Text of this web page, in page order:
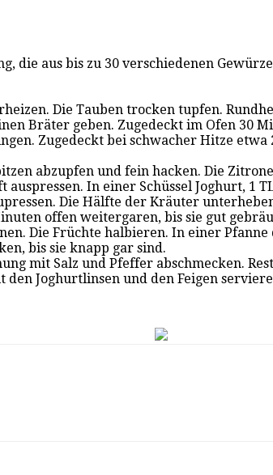
die aus bis zu 30 verschiedenen
Die Tauben trocken tupfen.
Bräter geben. Zugedeckt im Ofen 30
Zugedeckt bei schwacher Hitze
abzupfen und fein hacken. Die
In einer Schüssel Joghurt,
Die Hälfte der Kräuter
offen weitergaren, bis sie gut
Die Früchte halbieren. In einer
bis sie knapp gar sind.
mit Salz und Pfeffer abschmecken.
Joghurtlinsen und den Feigen